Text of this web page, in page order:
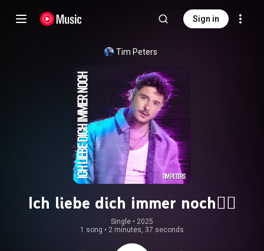
Sign in
Tim Peters
Ich liebe dich immer noch❤️‍🔥
Single • 2025
1 song • 2 minutes, 37 seconds